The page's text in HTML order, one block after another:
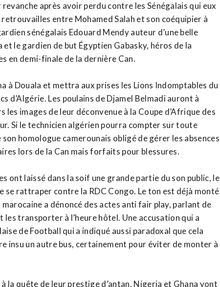
après avoir perdu contre les Sénégalais qui eux
entre Mohamed Salah et son coéquipier à
sénégalais Edouard Mendy auteur d’une belle
et le gardien de but Égyptien Gabasky, héros de la
en demi-finale de la dernière Can.
à Douala et mettra aux prises les Lions Indomptables du
d’Algérie. Les poulains de Djamel Belmadi auront à
images de leur déconvenue à la Coupe d’Afrique des
Si le technicien algérien pourra compter sur toute
son homologue camerounais obligé de gérer les absences
lors de la Can mais forfaits pour blessures.
ont laissé dans la soif une grande partie du son public, le
se rattraper contre la RDC Congo. Le ton est déjà monté
a dénoncé des actes anti fair play, parlant de
transporter à l’heure hôtel. Une accusation qui a
de Football qui a indiqué aussi paradoxal que cela
insu un autre bus, certainement pour éviter de monter à
la quête de leur prestige d’antan, Nigeria et Ghana vont